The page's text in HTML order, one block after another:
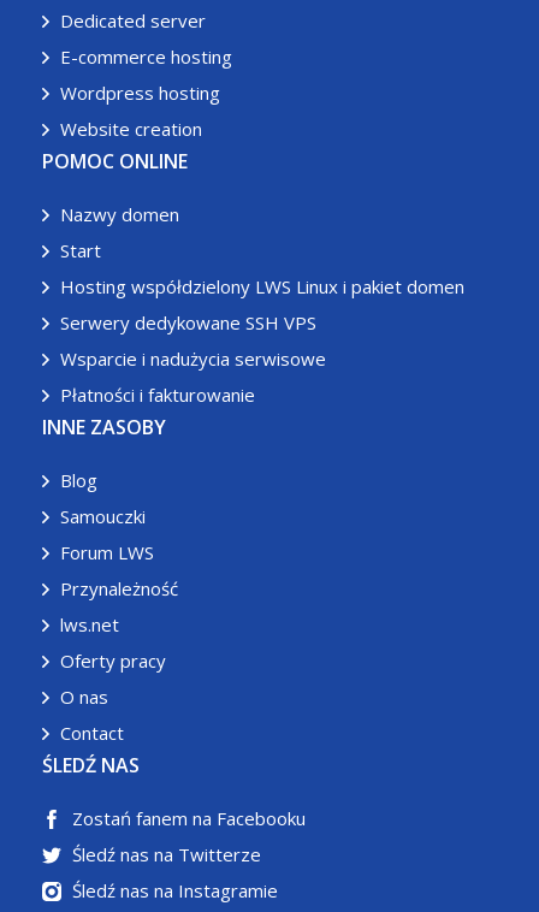
Dedicated server
E-commerce hosting
Wordpress hosting
Website creation
POMOC ONLINE
Nazwy domen
Start
Hosting współdzielony LWS Linux i pakiet domen
Serwery dedykowane SSH VPS
Wsparcie i nadużycia serwisowe
Płatności i fakturowanie
INNE ZASOBY
Blog
Samouczki
Forum LWS
Przynależność
lws.net
Oferty pracy
O nas
Contact
ŚLEDŹ NAS
Zostań fanem na Facebooku
Śledź nas na Twitterze
Śledź nas na Instagramie